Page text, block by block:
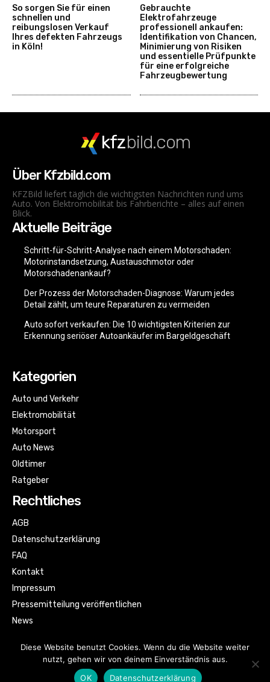
So sorgen Sie für einen
schnellen und
reibungslosen Verkauf
Ihres defekten Fahrzeugs
in Köln!
Gebrauchte
Elektrofahrzeuge
professionell ankaufen:
Identifikation von Chancen,
Minimierung von Risiken
und essentielle Prüfpunkte
für eine erfolgreiche
Fahrzeugbewertung
kfzbild.com
Über Kfzbild.com
KFZBild liefert täglich die wichtigsten Nachrichten rund ums
Auto. Von Elektromobilität bis Fahrberichte – alles auf einen
Blick.
Aktuelle Beiträge
Schritt-für-Schritt-Analyse nach einem Motorschaden:
Motorinstandsetzung, Austauschmotor oder
Motorschadenankauf?
Der Prozess der Motorschaden-Diagnose: Warum jedes
Detail zählt, um teure Reparaturen zu vermeiden
Auto sofort verkaufen: Die 10 wichtigsten Kriterien zur
Erkennung seriöser Autoankäufer im Bargeldgeschäft
Kategorien
Auto und Verkehr
Elektromobilität
Motorsport
Auto News
Oldtimer
Ratgeber
Rechtliches
AGB
Datenschutzerklärung
FAQ
Kontakt
Impressum
Pressemitteilung veröffentlichen
News
Diese Website benutzt Cookies. Wenn du die Website weiter
nutzt, gehen wir von deinem Einverständnis aus.
OK
Datenschutzerklärung